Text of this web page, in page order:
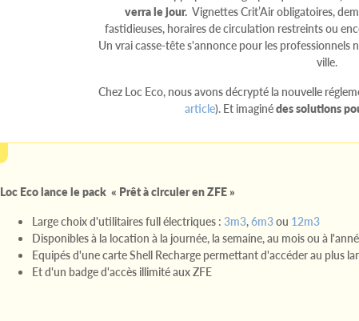
verra le jour. Vignettes Crit’Air obligatoires,
fastidieuses, horaires de circulation restreints ou
Un vrai casse-tête s'annonce pour les
ville.
Chez Loc Eco, nous avons décrypté la nouvelle
article). Et imaginédes solutions
Loc Eco lance le pack « Prêt à circuler en ZFE »
Large choix d'utilitaires full électriques : 3m3,6m3ou 12m3
Disponibles à la location à la journée, la semaine, au mois ou à
Equipés d'une carte Shell Recharge permettant d'accéder au plus
Et d'un badge d'accès illimité aux ZFE